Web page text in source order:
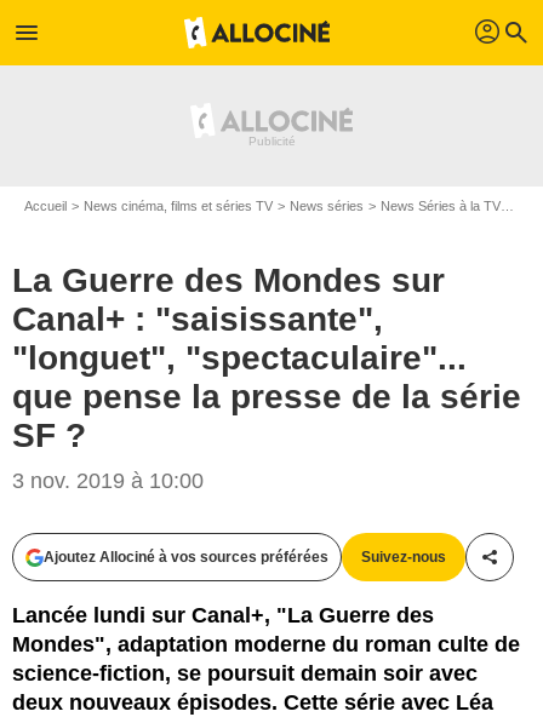
menu profil search
Accueil News cinéma, films et séries TV News séries News Séries à la TV
La Guerre des Mondes sur
Canal+ : "saisissante",
"longuet", "spectaculaire"...
que pense la presse de la série
SF ?
3 nov. 2019 à 10:00
Ajoutez Allociné à vos sources préférées Suivez-nous
Lancée lundi sur Canal+, "La Guerre des
Mondes", adaptation moderne du roman culte de
science-fiction, se poursuit demain soir avec
deux nouveaux épisodes. Cette série avec Léa